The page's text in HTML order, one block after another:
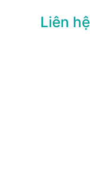
Liên hệ